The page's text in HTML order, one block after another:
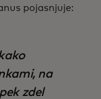
pojasnjuje:
na
zdel